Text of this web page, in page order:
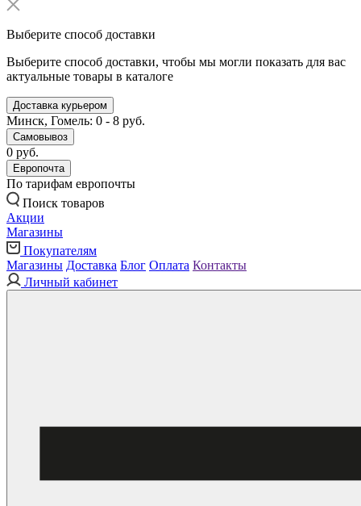
Выберите способ доставки
Выберите способ доставки, чтобы мы могли показать для вас
актуальные товары в каталоге
Доставка курьером
Минск, Гомель: 0 - 8 руб.
Самовывоз
0 руб.
Европочта
По тарифам европочты
Поиск товаров
Акции
Магазины
Покупателям
Магазины Доставка Блог Оплата Контакты
Личный кабинет